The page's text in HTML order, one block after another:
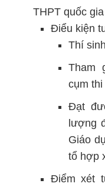
THPT quốc gia
Điểu kiện
Thí
Tham
cụm
Đạt
lượng
Giáo
tổ hợp
Điểm xét